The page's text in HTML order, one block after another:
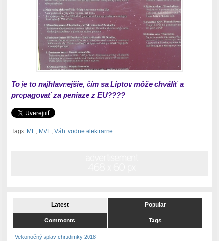
To je to najhlavnejšie, čím sa Liptov môže chváliť a
propagovať za peniaze z EU????
Tags: ME MVE ,Váh ,vodne elektrarne
Latest Popular
Comments Tags
Velkonočný splav chrudimky 2018